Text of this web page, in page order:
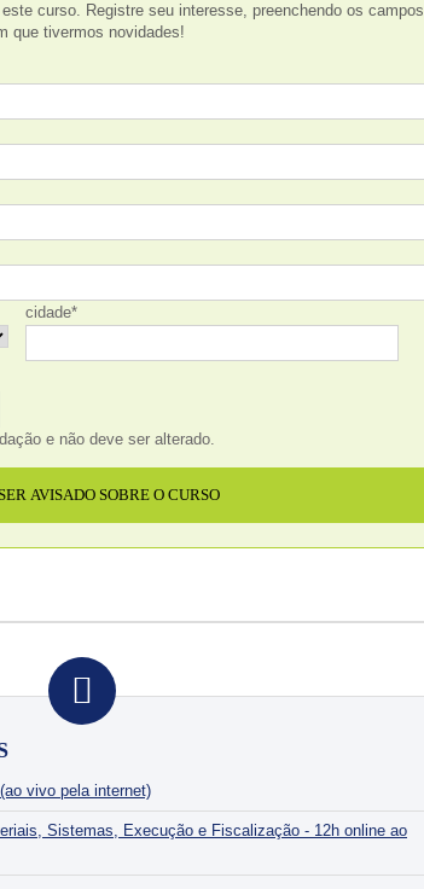
curso. Registre seu interesse, preenchendo os campos
que tivermos novidades!
cidade*
e não deve ser alterado.
vivo pela internet)
Sistemas, Execução e Fiscalização - 12h online ao